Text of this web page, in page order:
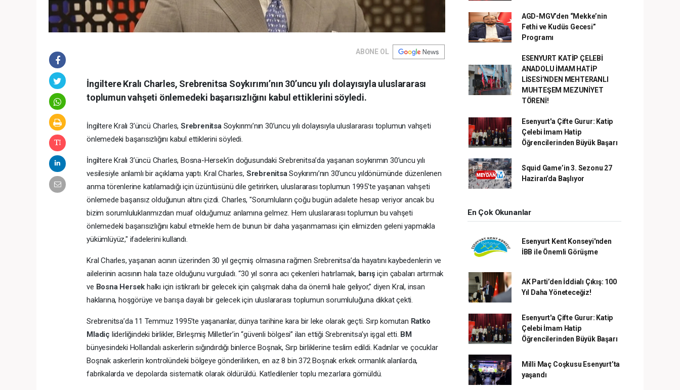
ABONE OL
İngiltere Kralı Charles, Srebrenitsa Soykırımı’nın 30’uncu yılı dolayısıyla uluslararası
toplumun vahşeti önlemedeki başarısızlığını kabul ettiklerini söyledi.
İngiltere Kralı 3’üncü Charles, Srebrenitsa Soykırımı’nın 30’uncu yılı dolayısıyla uluslararası toplumun vahşeti
önlemedeki başarısızlığını kabul ettiklerini söyledi.
İngiltere Kralı 3’üncü Charles, Bosna-Hersek’in doğusundaki Srebrenitsa’da yaşanan soykırımın 30’uncu yılı
vesilesiyle anlamlı bir açıklama yaptı. Kral Charles, SrebrenitsaSoykırımı’nın 30’uncu yıldönümünde düzenlenen
anma törenlerine katılamadığı için üzüntüsünü dile getirirken, uluslararası toplumun 1995’te yaşanan vahşeti
önlemede başarısız olduğunun altını çizdi. Charles, "Sorumluların çoğu bugün adalete hesap veriyor ancak bu
bizim sorumluluklarımızdan muaf olduğumuz anlamına gelmez. Hem uluslararası toplumun bu vahşeti
önlemedeki başarısızlığını kabul etmekle hem de bunun bir daha yaşanmaması için elimizden geleni yapmakla
yükümlüyüz," ifadelerini kullandı.
Kral Charles, yaşanan acının üzerinden 30 yıl geçmiş olmasına rağmen Srebrenitsa’da hayatını kaybedenlerin ve
ailelerinin acısının hala taze olduğunu vurguladı. “30 yıl sonra acı çekenleri hatırlamak, barışiçin çabaları artırmak
ve Bosna Hersekhalkı için istikrarlı bir gelecek için çalışmak daha da önemli hale geliyor,” diyen Kral, insan
haklarına, hoşgörüye ve barışa dayalı bir gelecek için uluslararası toplumun sorumluluğuna dikkat çekti.
Srebrenitsa’da 11 Temmuz 1995’te yaşananlar, dünya tarihine kara bir leke olarak geçti. Sırp komutan Ratko
Mladiç liderliğindeki birlikler, Birleşmiş Milletler’in “güvenli bölgesi” ilan ettiği Srebrenitsa’yı işgal etti. BM
bünyesindeki Hollandalı askerlerin sığındırdığı binlerce Boşnak, Sırp birliklerine teslim edildi. Kadınlar ve çocuklar
Boşnak askerlerin kontrolündeki bölgeye gönderilirken, en az 8 bin 372 Boşnak erkek ormanlık alanlarda,
fabrikalarda ve depolarda sistematik olarak öldürüldü. Katledilenler toplu mezarlara gömüldü.
AGD-MGV’den “Mekke’nin
Fethi ve Kudüs Gecesi”
Programı
ESENYURT KATİP ÇELEBİ
ANADOLU İMAM HATİP
LİSESİ’NDEN MEHTERANLI
MUHTEŞEM MEZUNİYET
TÖRENİ!
Esenyurt'a Çifte Gurur: Katip
Çelebi İmam Hatip
Öğrencilerinden Büyük Başarı
Squid Game’in 3. Sezonu 27
Haziran’da Başlıyor
En Çok Okunanlar
Esenyurt Kent Konseyi'nden
İBB ile Önemli Görüşme
AK Parti’den İddialı Çıkış: 100
Yıl Daha Yöneteceğiz!
Esenyurt'a Çifte Gurur: Katip
Çelebi İmam Hatip
Öğrencilerinden Büyük Başarı
Milli Maç Coşkusu Esenyurt’ta
yaşandı